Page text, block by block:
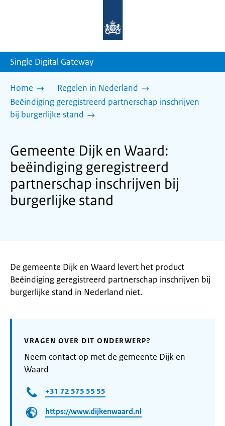
homepage
Single Digital Gateway
Home
Regelen in Nederland
Beëindiging geregistreerd partnerschap inschrijven
bij burgerlijke stand
Gemeente Dijk en Waard:
beëindiging geregistreerd
partnerschap inschrijven bij
burgerlijke stand
De gemeente Dijk en Waard levert het product
Beëindiging geregistreerd partnerschap inschrijven bij
burgerlijke stand in Nederland niet.
VRAGEN OVER DIT ONDERWERP?
Neem contact op met de gemeente Dijk en
Waard
+31 72 575 55 55
https://www.dijkenwaard.nl